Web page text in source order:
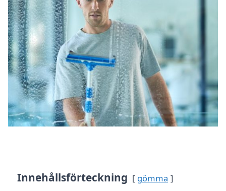
Innehållsförteckning gömma